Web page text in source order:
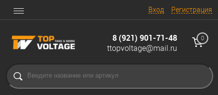
Вход Регистрация
8 (921) 901-71-48
ttopvoltage@mail.ru
0